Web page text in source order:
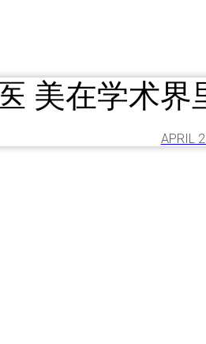
美在学术界
APRIL